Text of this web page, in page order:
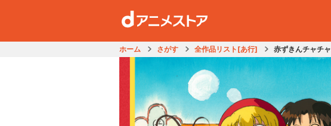
ホーム さがす 全作品リスト[あ行] 赤ずきんチャチャ